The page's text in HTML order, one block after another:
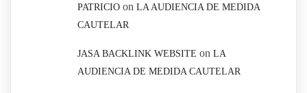
PATRICIO on LA AUDIENCIA DE MEDIDA
CAUTELAR
JASA BACKLINK WEBSITE on LA
AUDIENCIA DE MEDIDA CAUTELAR